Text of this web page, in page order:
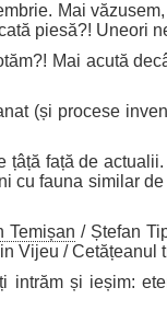
Mai văzusem,
piesă?! Uneori
Mai acută
(și procese
țâță față de
cu fauna similar
Temișan / Ștefan
Vijeu / Cetățeanul
intrăm și ieșim: